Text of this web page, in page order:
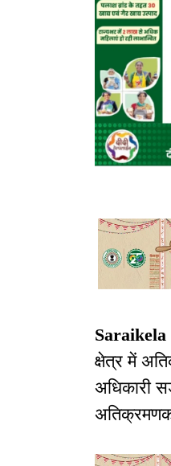
Saraikela
क्षेत्र में
अधिकारी